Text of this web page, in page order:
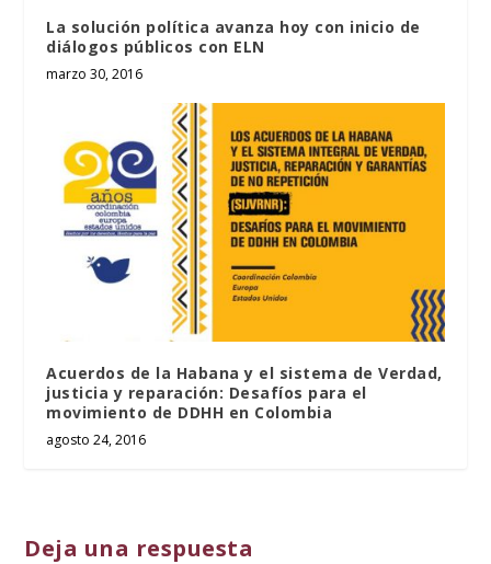
La solución política avanza hoy con inicio de
diálogos públicos con ELN
marzo 30, 2016
Acuerdos de la Habana y el sistema de Verdad,
justicia y reparación: Desafíos para el
movimiento de DDHH en Colombia
agosto 24, 2016
Deja una respuesta